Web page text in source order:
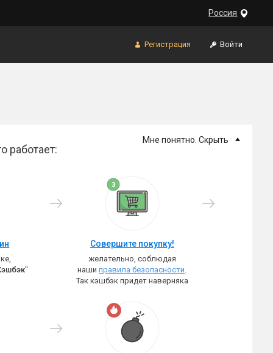
Россия
Регистрация Войти
Мне понятно. Скрыть
работает:
"
Совершите покупку!
желательно, соблюдая
нашиправила безопасности.
Так кэшбэк придет наверняка